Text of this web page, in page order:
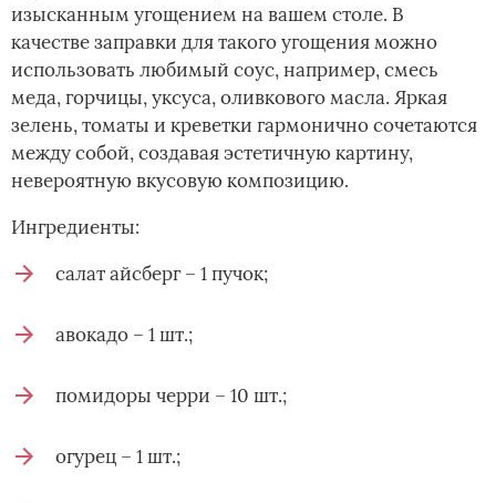
изысканным угощением на вашем столе. В
качестве заправки для такого угощения можно
использовать любимый соус, например, смесь
меда, горчицы, уксуса, оливкового масла. Яркая
зелень, томаты и креветки гармонично сочетаются
между собой, создавая эстетичную картину,
невероятную вкусовую композицию.
Ингредиенты:
салат айсберг – 1 пучок;
авокадо – 1 шт.;
помидоры черри – 10 шт.;
огурец – 1 шт.;